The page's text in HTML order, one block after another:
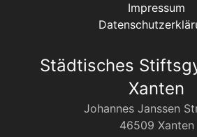
Impressum
Städtisches
Xanten
Johannes Janssen
46509 Xanten